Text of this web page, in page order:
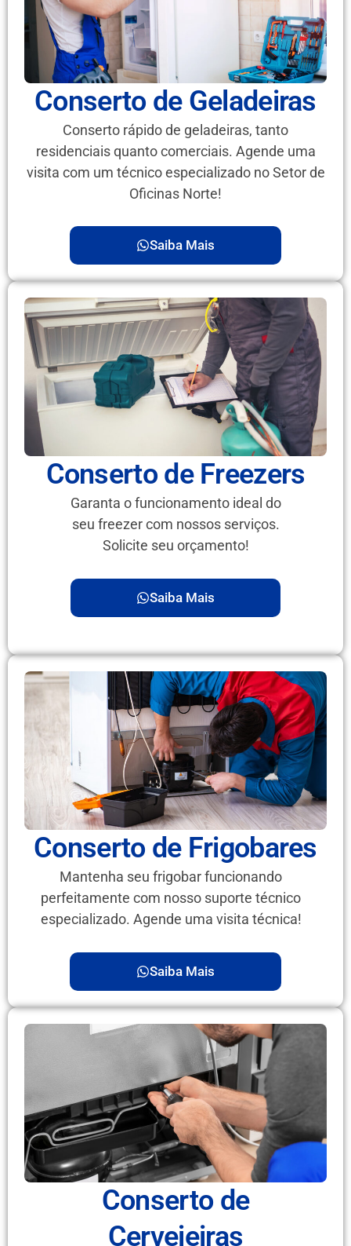
Conserto de Geladeiras
Conserto rápido de geladeiras, tanto
residenciais quanto comerciais. Agende uma
visita com um técnico especializado no Setor de
Oficinas Norte!
Saiba Mais
Conserto de Freezers
Garanta o funcionamento ideal do
seu freezer com nossos serviços.
Solicite seu orçamento!
Saiba Mais
Conserto de Frigobares
Mantenha seu frigobar funcionando
perfeitamente com nosso suporte técnico
especializado. Agende uma visita técnica!
Saiba Mais
Conserto de
Cervejeiras